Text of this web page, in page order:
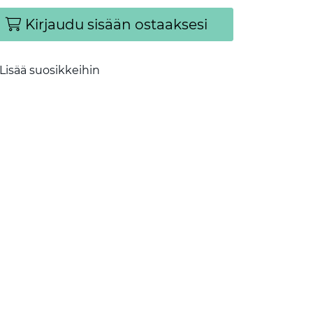
Kirjaudu sisään ostaaksesi
Lisää suosikkeihin